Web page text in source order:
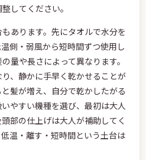
してください。
あります。先にタオルで水分を
側・弱風から短時間ずつ使用し
量や長さによって異なります。
、静かに手早く乾かせることが
髪が増え、自分で乾かしたがる
やすい機種を選び、最初は大人
部の仕上げは大人が補助してく
温・離す・短時間という土台は